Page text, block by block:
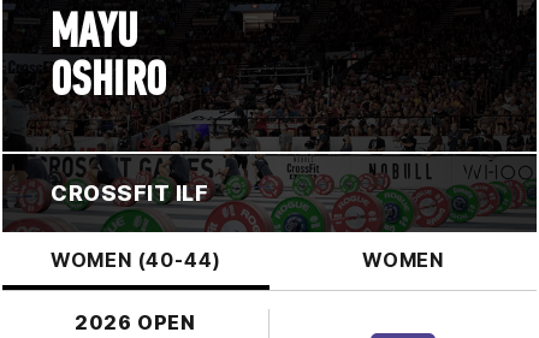
MAYU
OSHIRO
CROSSFIT ILF
WOMEN (40-44) WOMEN
2026 OPEN